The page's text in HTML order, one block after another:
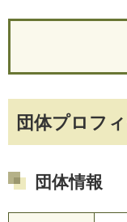
団体プロフ
団体情報